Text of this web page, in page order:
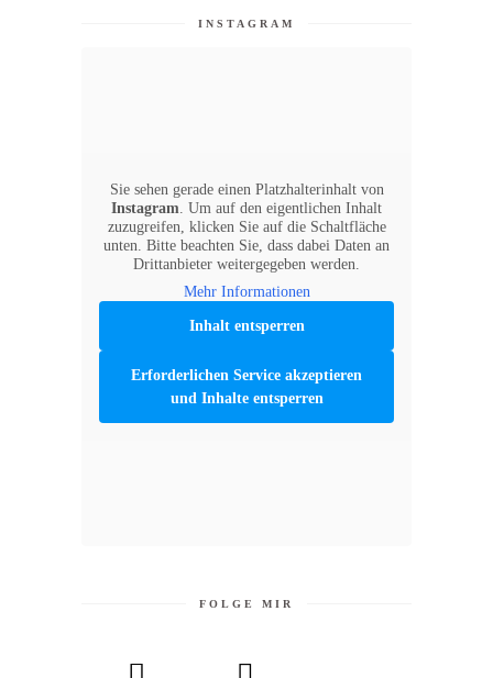
INSTAGRAM
Sie sehen gerade einen Platzhalterinhalt von
Instagram . Um auf den eigentlichen Inhalt
zuzugreifen, klicken Sie auf die Schaltfläche
unten. Bitte beachten Sie, dass dabei Daten an
Drittanbieter weitergegeben werden.
Mehr Informationen
Inhalt entsperren
Erforderlichen Service akzeptieren
und Inhalte entsperren
FOLGE MIR